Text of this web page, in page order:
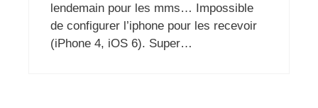
lendemain pour les mms… Impossible
de configurer l’iphone pour les recevoir
(iPhone 4, iOS 6). Super…